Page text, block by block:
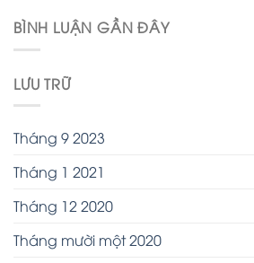
BÌNH LUẬN GẦN ĐÂY
LƯU TRỮ
Tháng 9 2023
Tháng 1 2021
Tháng 12 2020
Tháng mười một 2020